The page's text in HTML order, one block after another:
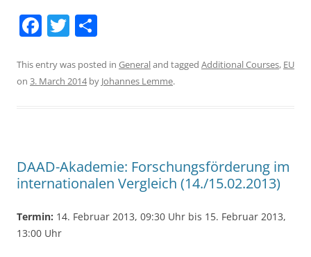
F
c
e
o
k
T
itt
er
ar
e
This entry was posted in Generaland tagged Additional Courses, EU
on 3. March 2014by Johannes Lemme.
DAAD-Akademie: Forschungsförderung im
internationalen Vergleich (14./15.02.2013)
Termin: 14. Februar 2013, 09:30 Uhr bis 15. Februar 2013,
13:00 Uhr